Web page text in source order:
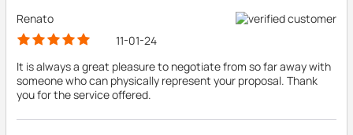
Renato
11-01-24
It is always a great pleasure to negotiate from so far away with
someone who can physically represent your proposal. Thank
you for the service offered.